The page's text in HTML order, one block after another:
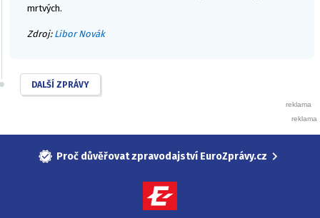
mrtvých.
Zdroj: Libor Novák
DALŠÍ ZPRÁVY
Proč důvěřovat zpravodajství EuroZprávy.cz